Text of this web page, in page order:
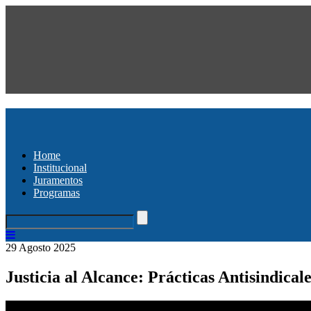
Home
Institucional
Juramentos
Programas
29 Agosto 2025
Justicia al Alcance: Prácticas